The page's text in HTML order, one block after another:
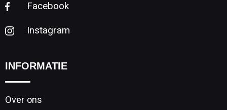
Facebook
Instagram
INFORMATIE
Over ons